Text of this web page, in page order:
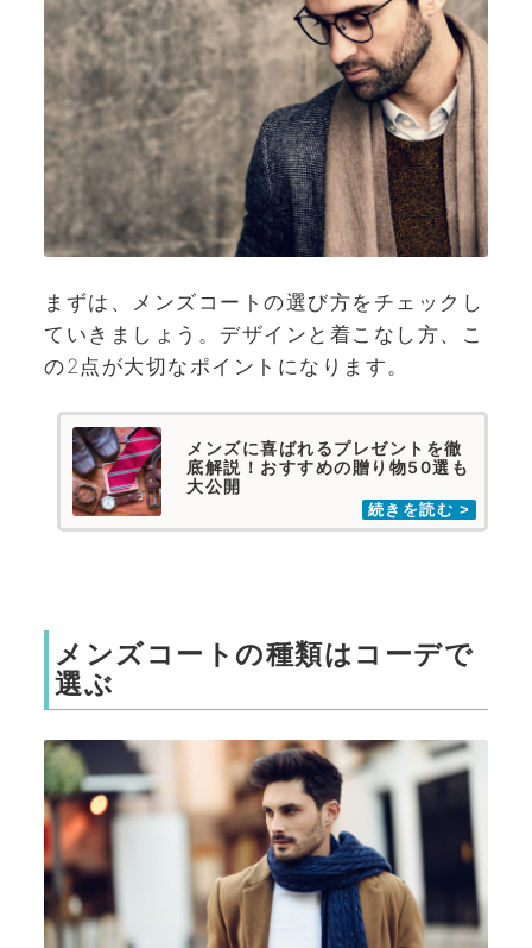
まずは、メンズコートの選び方をチェックし
ていきましょう。デザインと着こなし方、こ
の2点が大切なポイントになります。
メンズに喜ばれるプレゼントを徹
底解説！おすすめの贈り物50選も
大公開
メンズコートの種類はコーデで
選ぶ